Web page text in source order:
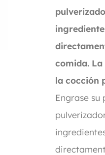
comida. La
la cocción
Engrase su